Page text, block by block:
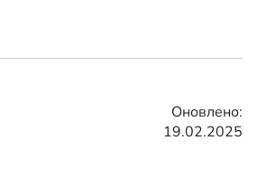
Оновлено:
19.02.2025